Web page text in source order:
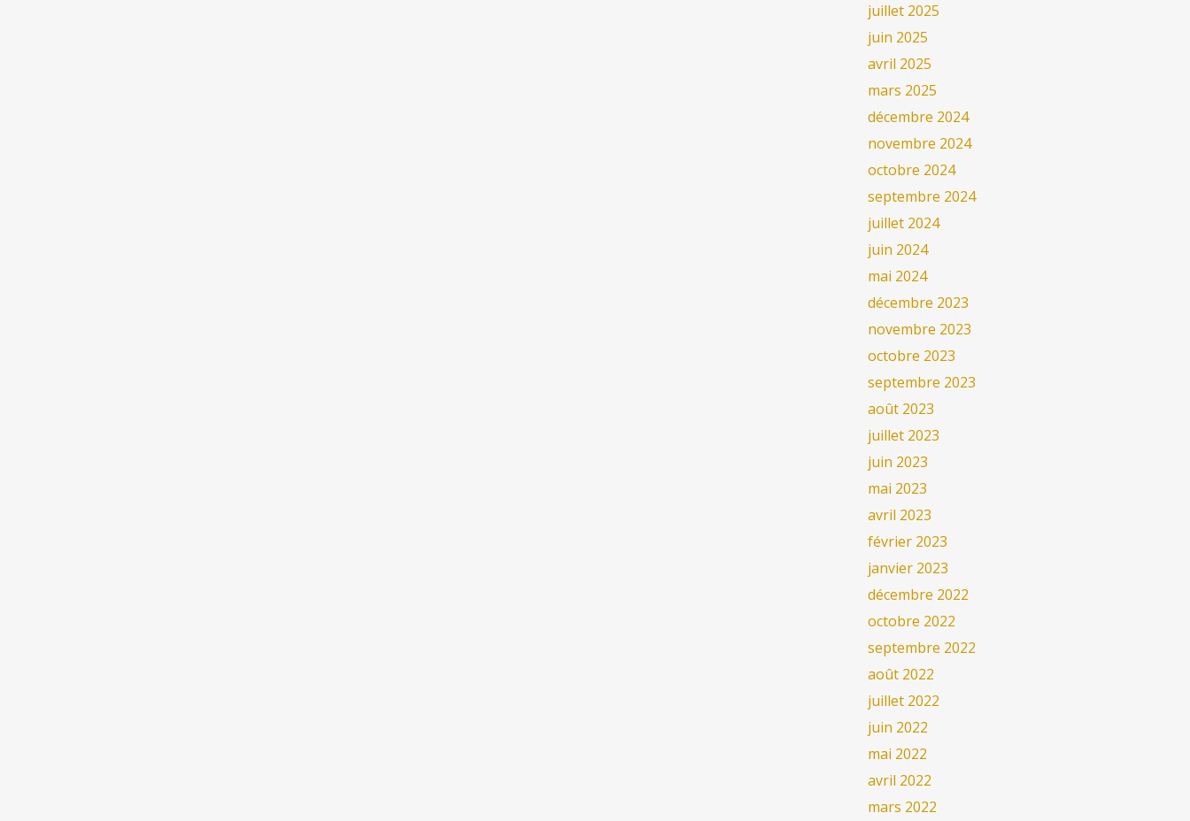
juillet 2025
juin 2025
avril 2025
mars 2025
décembre 2024
novembre 2024
octobre 2024
septembre 2024
juillet 2024
juin 2024
mai 2024
décembre 2023
novembre 2023
octobre 2023
septembre 2023
août 2023
juillet 2023
juin 2023
mai 2023
avril 2023
février 2023
janvier 2023
décembre 2022
octobre 2022
septembre 2022
août 2022
juillet 2022
juin 2022
mai 2022
avril 2022
mars 2022